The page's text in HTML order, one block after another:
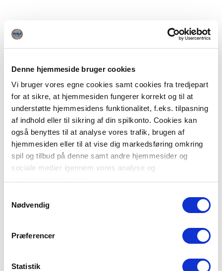
Denne hjemmeside bruger cookies
Vi bruger vores egne cookies samt cookies fra tredjepart
for at sikre, at hjemmesiden fungerer korrekt og til at
understøtte hjemmesidens funktionalitet, f.eks. tilpasning
af indhold eller til sikring af din spilkonto. Cookies kan
også benyttes til at analyse vores trafik, brugen af
hjemmesiden eller til at vise dig markedsføring omkring
spil og tilbud på denne samt andre hjemmesider og
sociale medier igennem vores analyse og
Du kan læse mere om vores brug af cookies under
"Detaljer" eller ved at klikke videre til vores Cookiepolitik,
Nødvendig
Præferencer
Statistik